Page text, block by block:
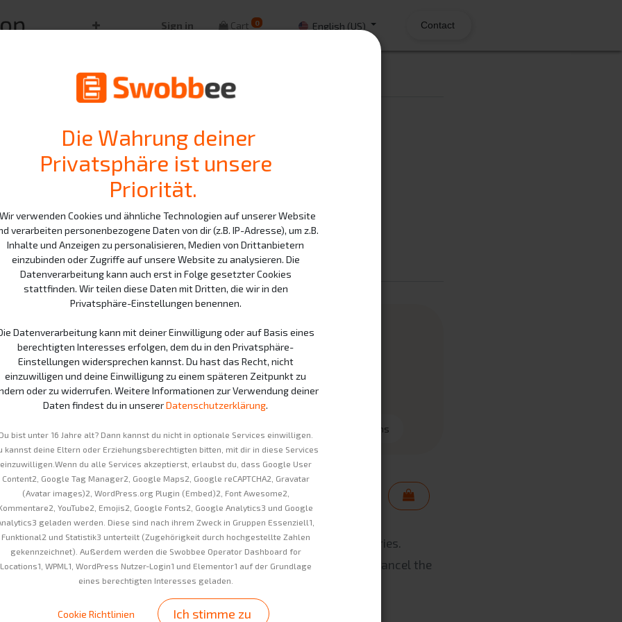
Sign in Cart 0 English (US) Contact
Alle Produkte
GreenPack
Billing: Monthly subscription
59.90€
Excluding VAT
Duration
+
12 months + 8.80
24 months + 4.80€
48 months
Currently only shipping to EU-countries.
We reserve the right to review and cancel the
order.
Die Wahrung deiner
Privatsphäre ist unsere
Priorität.
verwenden Cookies und ähnliche Technologien auf unserer Website
verarbeiten personenbezogene Daten von dir (z.B. IP-Adresse), um z.B.
Inhalte und Anzeigen zu personalisieren, Medien von Drittanbietern
einzubinden oder Zugriffe auf unsere Website zu analysieren. Die
Datenverarbeitung kann auch erst in Folge gesetzter Cookies
stattfinden. Wir teilen diese Daten mit Dritten, die wir in den
Privatsphäre-Einstellungen benennen.
Datenverarbeitung kann mit deiner Einwilligung oder auf Basis eines
berechtigten Interesses erfolgen, dem du in den Privatsphäre-
Einstellungen widersprechen kannst. Du hast das Recht, nicht
einzuwilligen und deine Einwilligung zu einem späteren Zeitpunkt zu
oder zu widerrufen. Weitere Informationen zur Verwendung deiner
Daten findest du in unsererDatenschutzerklärung.
bist unter 16 Jahre alt? Dann kannst du nicht in optionale Services einwilligen.
kannst deine Eltern oder Erziehungsberechtigten bitten, mit dir in diese Services
einzuwilligen.Wenn du alle Services akzeptierst, erlaubst du, dass Google User
Content2, Google Tag Manager2, Google Maps2, Google reCAPTCHA2, Gravatar
(Avatar images)2, WordPress.org Plugin (Embed)2, Font Awesome2,
YouTube2, Emojis2, Google Fonts2, Google Analytics3 und Google
geladen werden. Diese sind nach ihrem Zweck in Gruppen Essenziell1,
Funktional2 und Statistik3 unterteilt (Zugehörigkeit durch hochgestellte Zahlen
gekennzeichnet). Außerdem werden die Swobbee Operator Dashboard for
Locations1, WPML1, WordPress Nutzer-Login1 und Elementor1 auf der Grundlage
eines berechtigten Interesses geladen.
Cookie Richtlinien Ich stimme zu